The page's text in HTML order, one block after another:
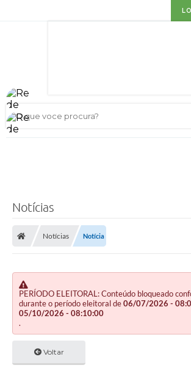
O que voce procura?
Notícias
Notícias Notícia
PERÍODO ELEITORAL: Conteúdo bloqueado
durante o período eleitoral de06/07/2026 -
05/10/2026 - 08:10:00
.
Voltar